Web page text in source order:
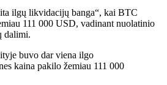
ilgų likvidacijų banga“, kai BTC
111 000 USD, vadinant nuolatinio
dalimi.
buvo dar viena ilgo
kaina pakilo žemiau 111 000